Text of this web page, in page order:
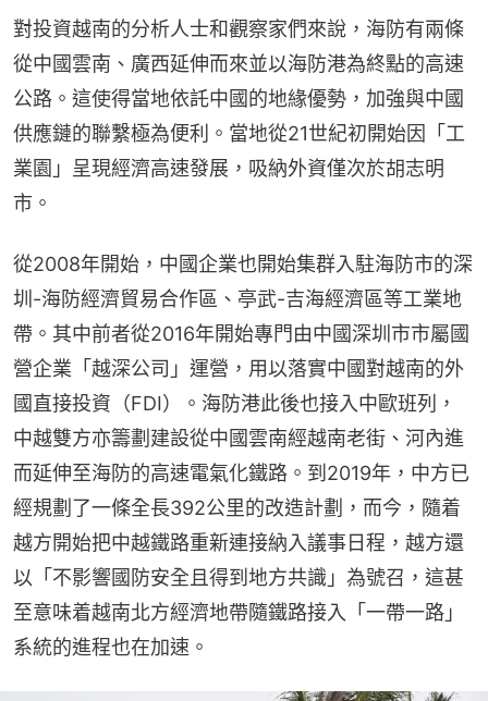
對投資越南的分析人士和觀察家們來說，海防有兩條
從中國雲南、廣西延伸而來並以海防港為終點的高速
公路。這使得當地依託中國的地緣優勢，加強與中國
供應鏈的聯繫極為便利。當地從21世紀初開始因「工
業園」呈現經濟高速發展，吸納外資僅次於胡志明
市。
從2008年開始，中國企業也開始集群入駐海防市的深
圳-海防經濟貿易合作區、亭武-吉海經濟區等工業地
帶。其中前者從2016年開始專門由中國深圳市市屬國
營企業「越深公司」運營，用以落實中國對越南的外
國直接投資（FDI）。海防港此後也接入中歐班列，
中越雙方亦籌劃建設從中國雲南經越南老街、河內進
而延伸至海防的高速電氣化鐵路。到2019年，中方已
經規劃了一條全長392公里的改造計劃，而今，隨着
越方開始把中越鐵路重新連接納入議事日程，越方還
以「不影響國防安全且得到地方共識」為號召，這甚
至意味着越南北方經濟地帶隨鐵路接入「一帶一路」
系統的進程也在加速。